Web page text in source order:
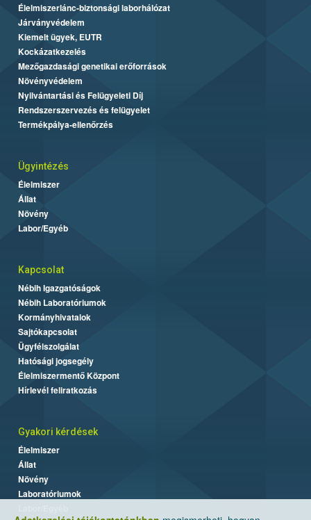
Élelmiszerlánc-biztonsági laborhálózat
Járványvédelem
Kiemelt ügyek, EUTR
Kockázatkezelés
Mezőgazdasági genetikai erőforrások
Növényvédelem
Nyilvántartási és Felügyeleti Díj
Rendszerszervezés és felügyelet
Termékpálya-ellenőrzés
Ügyintézés
Élelmiszer
Állat
Növény
Labor/Egyéb
Kapcsolat
Nébih Igazgatóságok
Nébih Laboratóriumok
Kormányhivatalok
Sajtókapcsolat
Ügyfélszolgálat
Hatósági jogsegély
Élelmiszermentő Központ
Hírlevél feliratkozás
Gyakori kérdések
Élelmiszer
Állat
Növény
Laboratóriumok